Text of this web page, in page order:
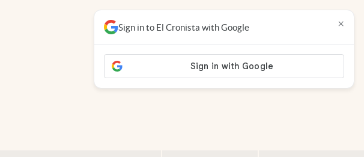
Sign in to El Cronista with Google ×